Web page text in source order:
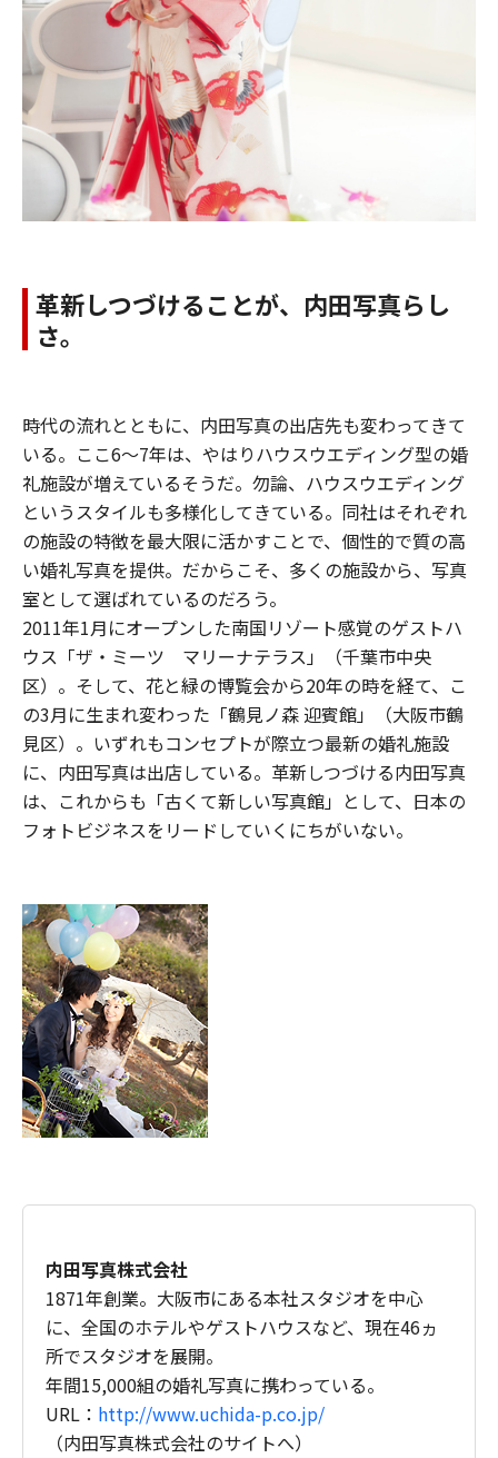
革新しつづけることが、内田写真らし
さ。
時代の流れとともに、内田写真の出店先も変わってきて
いる。ここ6～7年は、やはりハウスウエディング型の婚
礼施設が増えているそうだ。勿論、ハウスウエディング
というスタイルも多様化してきている。同社はそれぞれ
の施設の特徴を最大限に活かすことで、個性的で質の高
い婚礼写真を提供。だからこそ、多くの施設から、写真
室として選ばれているのだろう。
2011年1月にオープンした南国リゾート感覚のゲストハ
ウス「ザ・ミーツ マリーナテラス」（千葉市中央
区）。そして、花と緑の博覧会から20年の時を経て、こ
の3月に生まれ変わった「鶴見ノ森 迎賓館」（大阪市鶴
見区）。いずれもコンセプトが際立つ最新の婚礼施設
に、内田写真は出店している。革新しつづける内田写真
は、これからも「古くて新しい写真館」として、日本の
フォトビジネスをリードしていくにちがいない。
内田写真株式会社
1871年創業。大阪市にある本社スタジオを中心
に、全国のホテルやゲストハウスなど、現在46ヵ
所でスタジオを展開。
年間15,000組の婚礼写真に携わっている。
URL： http://www.uchida-p.co.jp/
（内田写真株式会社のサイトへ）